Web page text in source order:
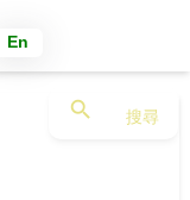
En
search 搜尋